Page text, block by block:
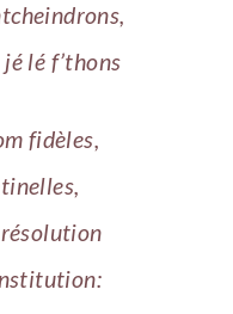
lé f’thons
fidèles,